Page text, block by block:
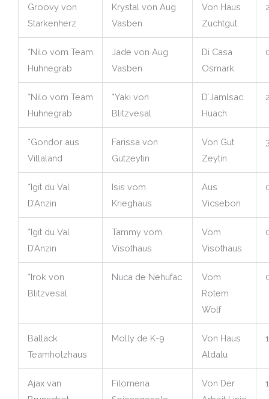
Groovy von
Starkenherz
Krystal von Aug
Vasben
Von Haus
Zuchtgut
*Nilo vom Team
Huhnegrab
Jade von Aug
Vasben
Di Casa
Osmark
*Nilo vom Team
Huhnegrab
*Yaki von
Blitzvesal
D´Jamlsac
Huach
*Gondor aus
Villaland
Farissa von
Gutzeytin
Von Gut
Zeytin
*Igit du Val
D’Anzin
Isis vom
Krieghaus
Aus
Vicsebon
*Igit du Val
D’Anzin
Tammy vom
Visothaus
Vom
Visothaus
*Irok von
Blitzvesal
Nuca de Nehufac
Vom
Rotem
Wolf
Ballack
Teamholzhaus
Molly de K-9
Von Haus
Aldalu
Ajax van
Filomena
Von Der